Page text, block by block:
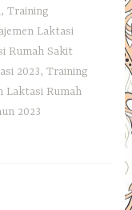
,Training
Laktasi
Rumah Sakit
2023,Training
Laktasi Rumah
2023